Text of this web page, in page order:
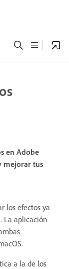
en Adobe
mejorar tus
los efectos ya
La aplicación
a la de los